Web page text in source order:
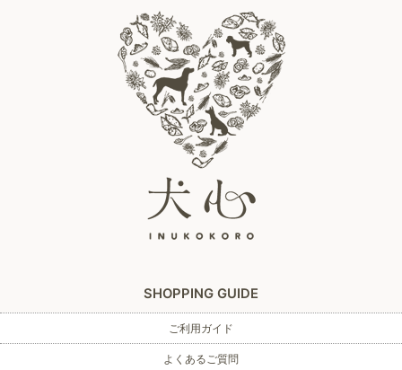
SHOPPING GUIDE
ご利用ガイド
よくあるご質問